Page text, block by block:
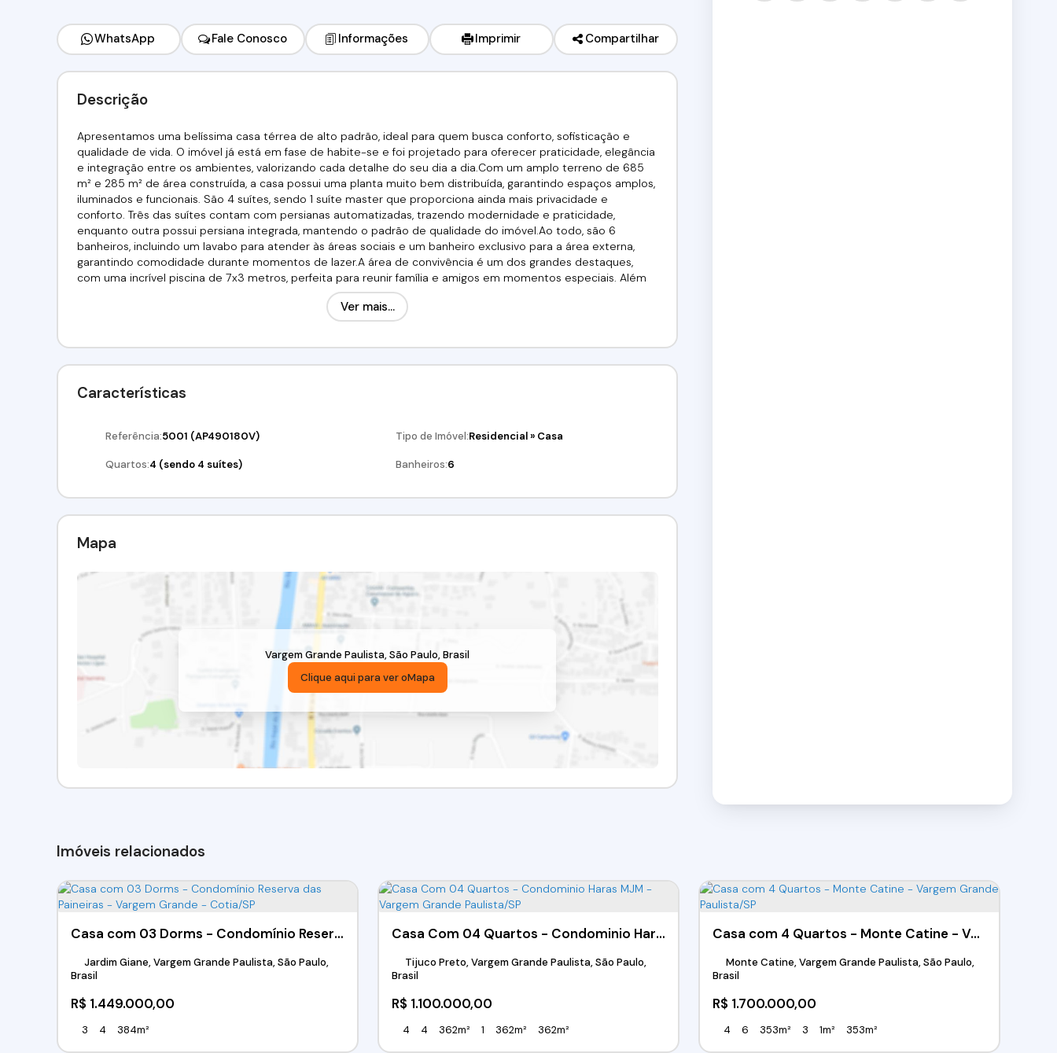
WhatsApp Fale Conosco Informações Imprimir Compartilhar
Descrição
Apresentamos uma belíssima casa térrea de alto padrão, ideal para quem busca conforto, sofisticação e
qualidade de vida. O imóvel já está em fase de habite-se e foi projetado para oferecer praticidade, elegância
e integração entre os ambientes, valorizando cada detalhe do seu dia a dia.Com um amplo terreno de 685
m² e 285 m² de área construída, a casa possui uma planta muito bem distribuída, garantindo espaços amplos,
iluminados e funcionais. São 4 suítes, sendo 1 suíte master que proporciona ainda mais privacidade e
conforto. Três das suítes contam com persianas automatizadas, trazendo modernidade e praticidade,
enquanto outra possui persiana integrada, mantendo o padrão de qualidade do imóvel.Ao todo, são 6
banheiros, incluindo um lavabo para atender às áreas sociais e um banheiro exclusivo para a área externa,
garantindo comodidade durante momentos de lazer.A área de convivência é um dos grandes destaques,
com uma incrível piscina de 7x3 metros, perfeita para reunir família e amigos em momentos especiais. Além
disso, o imóvel está localizado em frente à área de lazer do condomínio, oferecendo fácil acesso a diversas
opções como quadra de tênis, academia equipada e salão de jogos, proporcionando uma experiência
completa de bem-estar e entretenimento.Por ser uma casa térrea, oferece ainda mais conforto e
Ver mais...
Características
Referência:5001 (AP490180V) Tipo de Imóvel:Residencial» Casa
Quartos:4 (sendo 4 suítes) Banheiros:6
Mapa
Vargem Grande Paulista, São Paulo, Brasil
Clique aqui para ver oMapa
Imóveis relacionados
Casa com 03 Dorms - Condomínio Reserva das Paineiras - Vargem Grande - Cotia/SP
R$ 1.449.000,00
Jardim Giane, Vargem Grande Paulista, São Paulo,
Brasil
3 4 384m²
Casa Com 04 Quartos - Condominio Haras MJM - Vargem Grande Paulista/SP
R$ 1.100.000,00
Tijuco Preto, Vargem Grande Paulista, São Paulo,
Brasil
4 4 362m² 1 362m² 362m²
Casa com 4 Quartos - Monte Catine - Vargem Grande Paulista/SP
R$ 1.700.000,00
Monte Catine, Vargem Grande Paulista, São Paulo,
Brasil
4 6 353m² 3 1m² 353m²